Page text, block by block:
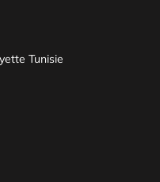
Tunisie